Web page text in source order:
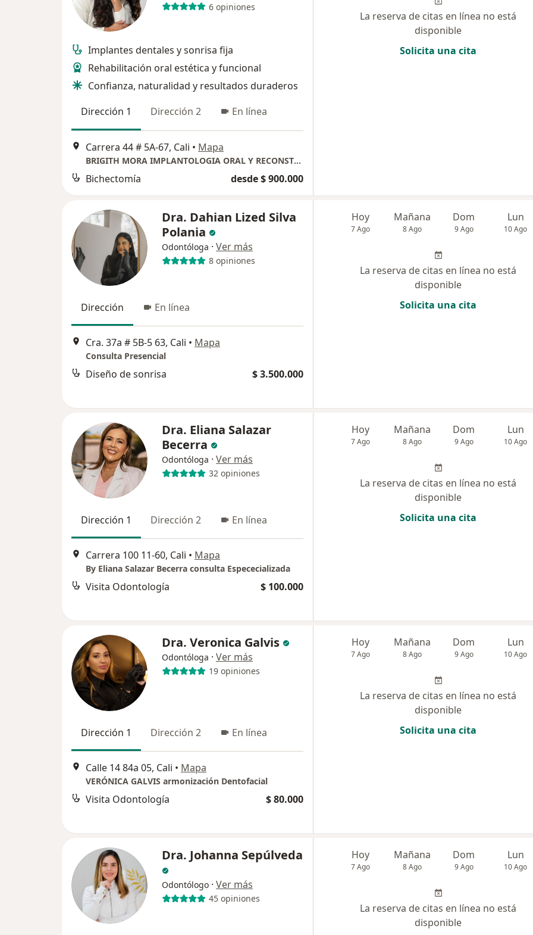
6 opiniones
Implantes dentales y sonrisa fija
Rehabilitación oral estética y funcional
Confianza, naturalidad y resultados duraderos
Dirección 1
Dirección 2 En línea
Carrera 44 # 5A-67, Cali • Mapa
BRIGITH MORA IMPLANTOLOGIA ORAL Y RECONSTRUCTIVA
Bichectomía desde $ 900.000
La reserva de citas en línea no está
disponible
Solicita una cita
Dra. Dahian Lized Silva
Polania
Odontóloga · Ver más
8 opiniones
Dirección En línea
Cra. 37a # 5B-5 63, Cali • Mapa
Consulta Presencial
Diseño de sonrisa $ 3.500.000
Hoy
7 Ago
Mañana
8 Ago
Dom
9 Ago
Lun
10 Ago
La reserva de citas en línea no está
disponible
Solicita una cita
Dra. Eliana Salazar
Becerra
Odontóloga · Ver más
32 opiniones
Dirección 1 Dirección 2 En línea
Carrera 100 11-60, Cali • Mapa
By Eliana Salazar Becerra consulta Espececializada
Visita Odontología $ 100.000
Hoy
7 Ago
Mañana
8 Ago
Dom
9 Ago
Lun
10 Ago
La reserva de citas en línea no está
disponible
Solicita una cita
Dra. Veronica Galvis
Odontóloga · Ver más
19 opiniones
Dirección 1 Dirección 2 En línea
Calle 14 84a 05, Cali • Mapa
VERÓNICA GALVIS armonización Dentofacial
Visita Odontología $ 80.000
Hoy
7 Ago
Mañana
8 Ago
Dom
9 Ago
Lun
10 Ago
La reserva de citas en línea no está
disponible
Solicita una cita
Dra. Johanna Sepúlveda
Odontólogo · Ver más
45 opiniones
Hoy
7 Ago
Mañana
8 Ago
Dom
9 Ago
Lun
10 Ago
La reserva de citas en línea no está
disponible